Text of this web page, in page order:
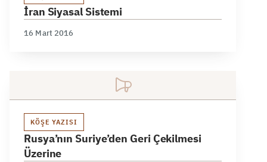
İran Siyasal Sistemi
16 Mart 2016
KÖŞE YAZISI
Rusya’nın Suriye’den Geri Çekilmesi
Üzerine